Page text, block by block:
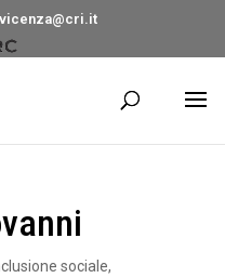
vicenza@cri.it
sociale,